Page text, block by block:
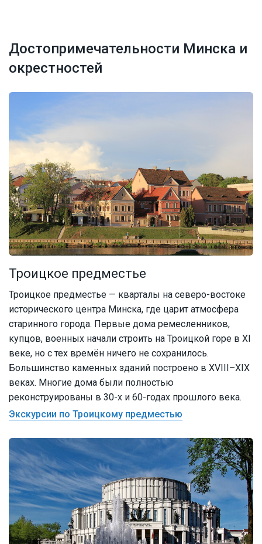
Достопримечательности Минска и
окрестностей
Троицкое предместье
Троицкое предместье — кварталы на северо-востоке
исторического центра Минска, где царит атмосфера
старинного города. Первые дома ремесленников,
купцов, военных начали строить на Троицкой горе в XI
веке, но с тех времён ничего не сохранилось.
Большинство каменных зданий построено в XVIII–XIX
веках. Многие дома были полностью
реконструированы в 30-х и 60-годах прошлого века.
Экскурсии по Троицкому предместью